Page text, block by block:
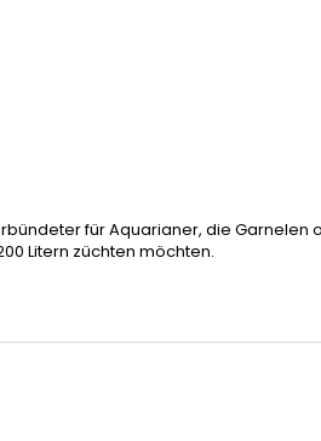
für Aquarianer, die Garnelen
Litern züchten möchten.